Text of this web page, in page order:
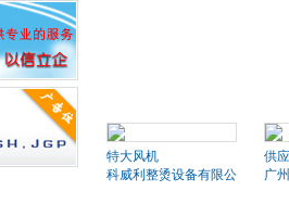
特大风机
科威利整烫设备有限公司
供
广